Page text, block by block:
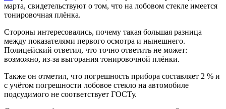
марта, свидетельствуют о том, что на лобовом стекле имеется
тонировочная плёнка.
Стороны интересовались, почему такая большая разница
между показателями первого осмотра и нынешнего.
Полицейский ответил, что точно ответить не может:
возможно, из-за выгорания тонировочной плёнки.
Также он отметил, что погрешность прибора составляет 2 % и
с учётом погрешности лобовое стекло на автомобиле
подсудимого не соответствует ГОСТу.